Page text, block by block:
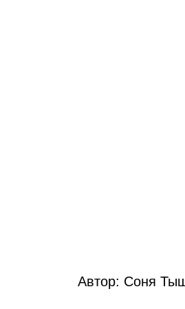
Автор: Соня